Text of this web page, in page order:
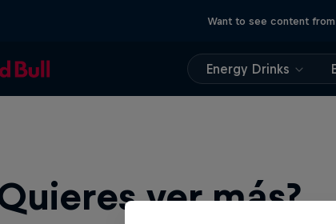
Want to see content
Energy Drinks
ver más?